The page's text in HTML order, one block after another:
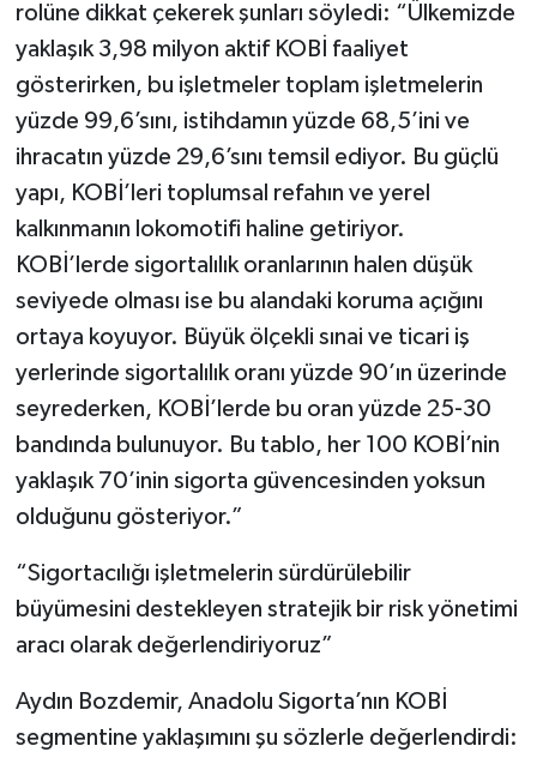
rolüne dikkat çekerek şunları söyledi: “Ülkemizde
yaklaşık 3,98 milyon aktif KOBİ faaliyet
gösterirken, bu işletmeler toplam işletmelerin
yüzde 99,6’sını, istihdamın yüzde 68,5’ini ve
ihracatın yüzde 29,6’sını temsil ediyor. Bu güçlü
yapı, KOBİ’leri toplumsal refahın ve yerel
kalkınmanın lokomotifi haline getiriyor.
KOBİ’lerde sigortalılık oranlarının halen düşük
seviyede olması ise bu alandaki koruma açığını
ortaya koyuyor. Büyük ölçekli sınai ve ticari iş
yerlerinde sigortalılık oranı yüzde 90’ın üzerinde
seyrederken, KOBİ’lerde bu oran yüzde 25-30
bandında bulunuyor. Bu tablo, her 100 KOBİ’nin
yaklaşık 70’inin sigorta güvencesinden yoksun
olduğunu gösteriyor.”
“Sigortacılığı işletmelerin sürdürülebilir
büyümesini destekleyen stratejik bir risk yönetimi
aracı olarak değerlendiriyoruz”
Aydın Bozdemir, Anadolu Sigorta’nın KOBİ
segmentine yaklaşımını şu sözlerle değerlendirdi: